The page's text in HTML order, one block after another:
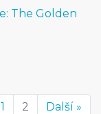
The Golden
1 2 Další »